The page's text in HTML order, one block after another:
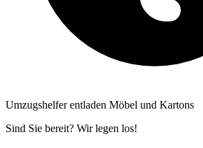
Umzugshelfer entladen Möbel und Kartons
Sind Sie bereit? Wir legen los!